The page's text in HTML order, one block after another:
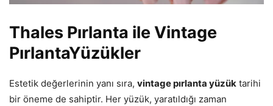
Thales Pırlanta ile Vintage
PırlantaYüzükler
Estetik değerlerinin yanı sıra, vintage pırlanta yüzük tarihi
bir öneme de sahiptir. Her yüzük, yaratıldığı zaman